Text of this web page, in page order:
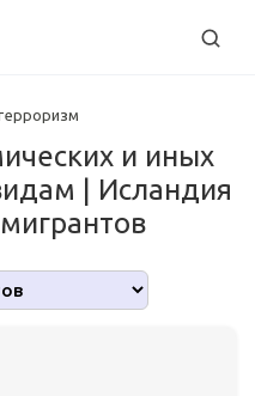
и иных
| Исландия